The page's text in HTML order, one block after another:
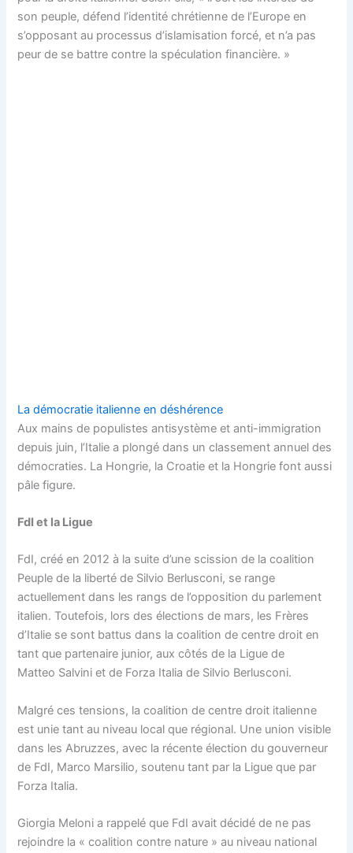
son peuple, défend l’identité chrétienne de l’Europe en
s’opposant au processus d’islamisation forcé, et n’a pas
peur de se battre contre la spéculation financière. »
La démocratie italienne en déshérence
Aux mains de populistes antisystème et anti-immigration
depuis juin, l’Italie a plongé dans un classement annuel des
démocraties. La Hongrie, la Croatie et la Hongrie font aussi
pâle figure.
FdI et la Ligue
FdI, créé en 2012 à la suite d’une scission de la coalition
Peuple de la liberté de Silvio Berlusconi, se range
actuellement dans les rangs de l’opposition du parlement
italien. Toutefois, lors des élections de mars, les Frères
d’Italie se sont battus dans la coalition de centre droit en
tant que partenaire junior, aux côtés de la Ligue de
Matteo Salvini et de Forza Italia de Silvio Berlusconi.
Malgré ces tensions, la coalition de centre droit italienne
est unie tant au niveau local que régional. Une union visible
dans les Abruzzes, avec la récente élection du gouverneur
de FdI, Marco Marsilio, soutenu tant par la Ligue que par
Forza Italia.
Giorgia Meloni a rappelé que FdI avait décidé de ne pas
rejoindre la « coalition contre nature » au niveau national